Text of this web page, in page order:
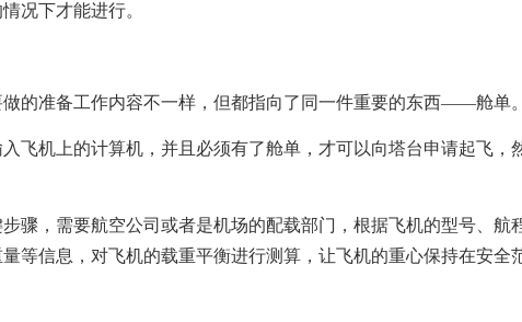
况下才能进行。
做的准备工作内容不一样，但都指向了同一件重要的东西——舱单
飞机上的计算机，并且必须有了舱单，才可以向塔台申请起飞，
骤， 需要航空公司或者是机场的配载部门，根据飞机的型号、航
等信息，对飞机的载重平衡进行测算，让飞机的重心保持在安全